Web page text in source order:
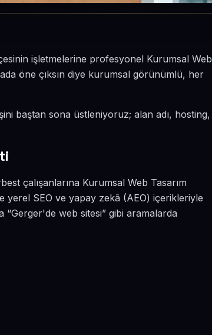
işletmelerine profesyonel Kurumsal Web
öne çıksın diye kurumsal görünümlü, her
baştan sona üstleniyoruz; alan adı, hosting,
çalışanlarına Kurumsal Web Tasarım
yerel SEO ve yapay zekâ (AEO) içerikleriyle
“Gerger'de web sitesi” gibi aramalarda